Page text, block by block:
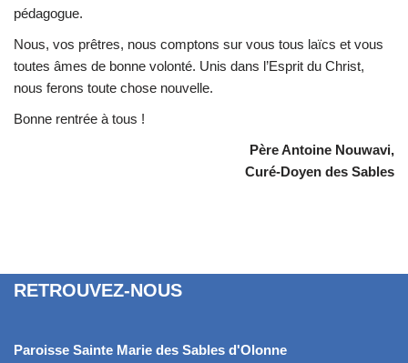
pédagogue.
Nous, vos prêtres, nous comptons sur vous tous laïcs et vous
toutes âmes de bonne volonté. Unis dans l’Esprit du Christ,
nous ferons toute chose nouvelle.
Bonne rentrée à tous !
Père Antoine Nouwavi,
Curé-Doyen des Sables
RETROUVEZ-NOUS
Paroisse Sainte Marie des Sables d'Olonne